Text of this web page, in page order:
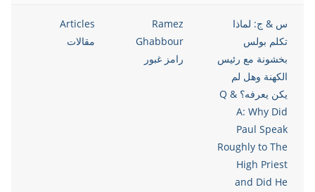
س & ج: لماذا
تكلم بولس
بخشونة مع رئيس
الكهنة وهل لم
يكن يعرفه؟ Q &
A: Why Did
Paul Speak
Roughly to The
High Priest
and Did He
Ramez
Ghabbour
رامز غبور
Articles
مقالات